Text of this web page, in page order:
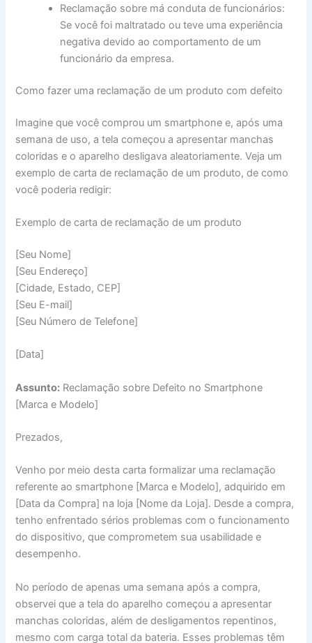
Reclamação sobre má conduta de funcionários:
Se você foi maltratado ou teve uma experiência
negativa devido ao comportamento de um
funcionário da empresa.
Como fazer uma reclamação de um produto com defeito
Imagine que você comprou um smartphone e, após uma
semana de uso, a tela começou a apresentar manchas
coloridas e o aparelho desligava aleatoriamente. Veja um
exemplo de carta de reclamação de um produto, de como
você poderia redigir:
Exemplo de carta de reclamação de um produto
[Seu Nome]
[Seu Endereço]
[Cidade, Estado, CEP]
[Seu E-mail]
[Seu Número de Telefone]
[Data]
Assunto: Reclamação sobre Defeito no Smartphone
[Marca e Modelo]
Prezados,
Venho por meio desta carta formalizar uma reclamação
referente ao smartphone [Marca e Modelo], adquirido em
[Data da Compra] na loja [Nome da Loja]. Desde a compra,
tenho enfrentado sérios problemas com o funcionamento
do dispositivo, que comprometem sua usabilidade e
desempenho.
No período de apenas uma semana após a compra,
observei que a tela do aparelho começou a apresentar
manchas coloridas, além de desligamentos repentinos,
mesmo com carga total da bateria. Esses problemas têm